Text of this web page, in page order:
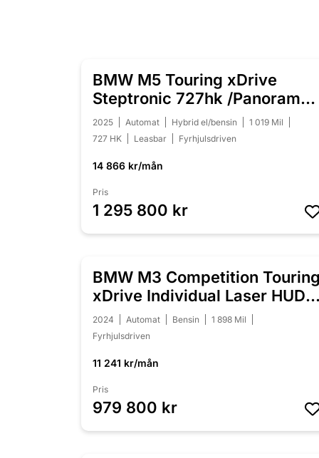
NYINKOMMEN
BMW M5 Touring xDrive
Steptronic 727hk /Panorama /
B&W /Moms
2025 Automat Hybrid el/bensin
1 019 Mil
727 HK
Leasbar Fyrhjulsdriven
14 866 kr/mån
Pris
1 295 800 kr
NYINKOMMEN
BMW M3 Competition
xDrive Individual Laser HUD
H/K
2024 Automat Bensin
1 898 Mil
Fyrhjulsdriven
11 241 kr/mån
Pris
979 800 kr